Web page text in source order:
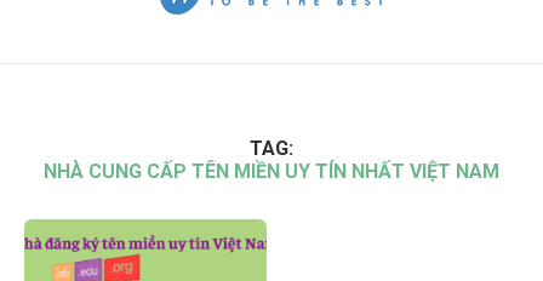
TAG:
NHÀ CUNG CẤP TÊN MIỀN UY TÍN NHẤT VIỆT NAM